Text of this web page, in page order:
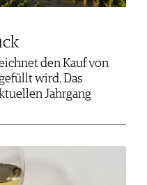
den Kauf von
wird. Das
Jahrgang